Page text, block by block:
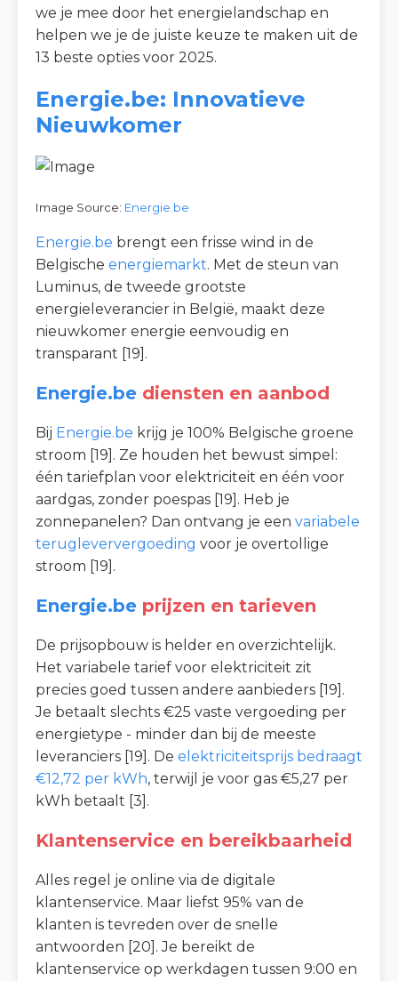
we je mee door het energielandschap en
helpen we je de juiste keuze te maken uit de
13 beste opties voor 2025.
Energie.be: Innovatieve
Nieuwkomer
Image Source: Energie.be
Energie.be brengt een frisse wind in de
Belgische energiemarkt. Met de steun van
Luminus, de tweede grootste
energieleverancier in België, maakt deze
nieuwkomer energie eenvoudig en
transparant [19].
Energie.be diensten en aanbod
Bij Energie.be krijg je 100% Belgische groene
stroom [19]. Ze houden het bewust simpel:
één tariefplan voor elektriciteit en één voor
aardgas, zonder poespas [19]. Heb je
zonnepanelen? Dan ontvang je een variabele
terugleververgoeding voor je overtollige
stroom [19].
Energie.be prijzen en tarieven
De prijsopbouw is helder en overzichtelijk.
Het variabele tarief voor elektriciteit zit
precies goed tussen andere aanbieders [19].
Je betaalt slechts €25 vaste vergoeding per
energietype - minder dan bij de meeste
leveranciers [19]. De elektriciteitsprijs bedraagt
€12,72 per kWh, terwijl je voor gas €5,27 per
kWh betaalt [3].
Klantenservice en bereikbaarheid
Alles regel je online via de digitale
klantenservice. Maar liefst 95% van de
klanten is tevreden over de snelle
antwoorden [20]. Je bereikt de
klantenservice op werkdagen tussen 9:00 en